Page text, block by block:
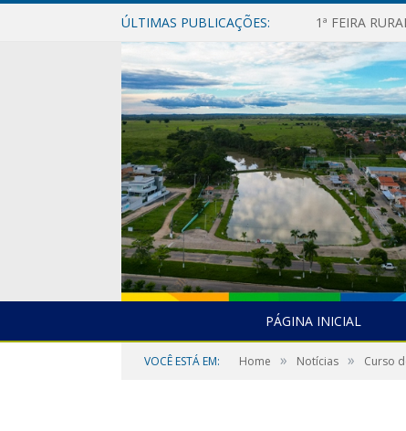
ÚLTIMAS PUBLICAÇÕES: 1ª FEIRA
PÁGINA INICIAL
VOCÊ ESTÁ EM: Home » Notícias » Curso